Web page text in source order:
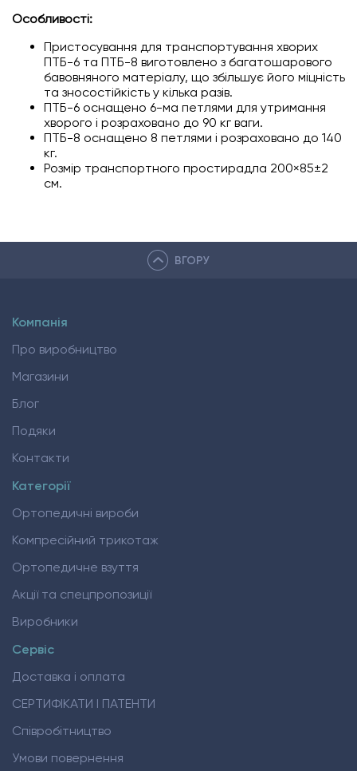
Особливості:
Пристосування для транспортування хворих
ПТБ-6 та ПТБ-8 виготовлено з багатошарового
бавовняного матеріалу, що збільшує його міцність
та зносостійкість у кілька разів.
ПТБ-6 оснащено 6-ма петлями для утримання
хворого і розраховано до 90 кг ваги.
ПТБ-8 оснащено 8 петлями і розраховано до 140
кг.
Розмір транспортного простирадла 200×85±2
см.
ВГОРУ
Компанія
Про виробництво
Магазини
Блог
Подяки
Контакти
Категорії
Ортопедичні вироби
Компресійний трикотаж
Ортопедичне взуття
Акції та спецпропозиції
Виробники
Сервіс
Доставка і оплата
СЕРТИФІКАТИ І ПАТЕНТИ
Співробітництво
Умови повернення